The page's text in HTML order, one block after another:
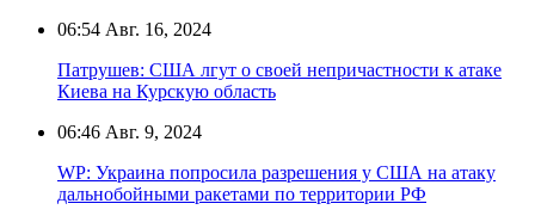
06:54 Авг. 16, 2024
Патрушев: США лгут о своей непричастности к атаке
Киева на Курскую область
06:46 Авг. 9, 2024
WP: Украина попросила разрешения у США на атаку
дальнобойными ракетами по территории РФ